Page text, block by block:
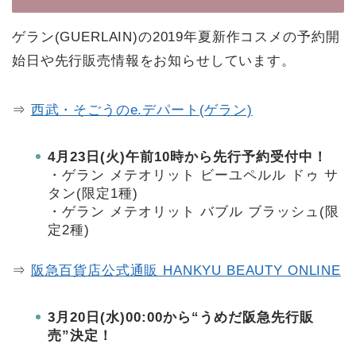
ゲラン(GUERLAIN)の2019年夏新作コスメの予約開
始日や先行販売情報をお知らせしています。
⇒ 西武・そごうのe.デパート(ゲラン)
4月23日(火)午前10時から先行予約受付中！
・ゲラン メテオリット ビーユペルル ドゥ サ
タン(限定1種)
・ゲラン メテオリット バブル ブラッシュ(限
定2種)
⇒ 阪急百貨店公式通販 HANKYU BEAUTY ONLINE
3月20日(水)00:00から“うめだ阪急先行販
売”決定！